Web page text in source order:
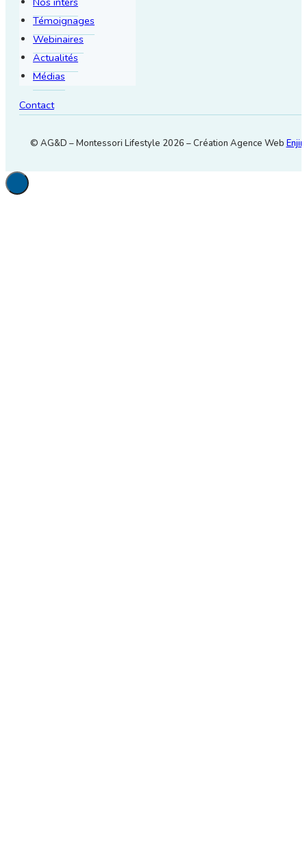
Témoignages
Webinaires
Actualités
Médias
Contact
© AG&D – Montessori Lifestyle 2026 – Création Agence Web Enjin